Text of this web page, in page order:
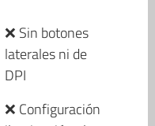
❌ Sin botones
laterales ni de
DPI
❌ Configuración